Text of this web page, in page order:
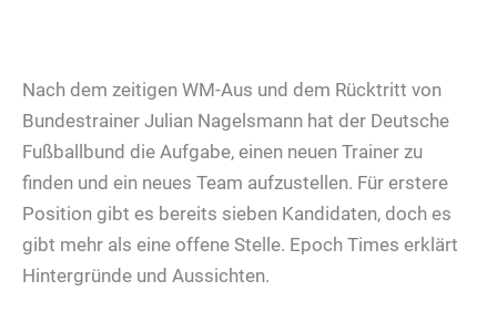
Nach dem zeitigen WM-Aus und dem Rücktritt von
Bundestrainer Julian Nagelsmann hat der Deutsche
Fußballbund die Aufgabe, einen neuen Trainer zu
finden und ein neues Team aufzustellen. Für erstere
Position gibt es bereits sieben Kandidaten, doch es
gibt mehr als eine offene Stelle. Epoch Times erklärt
Hintergründe und Aussichten.